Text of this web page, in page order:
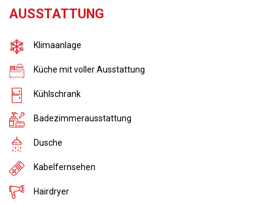
AUSSTATTUNG
Klimaanlage
Küche mit voller Ausstattung
Kühlschrank
Badezimmerausstattung
Dusche
Kabelfernsehen
Hairdryer